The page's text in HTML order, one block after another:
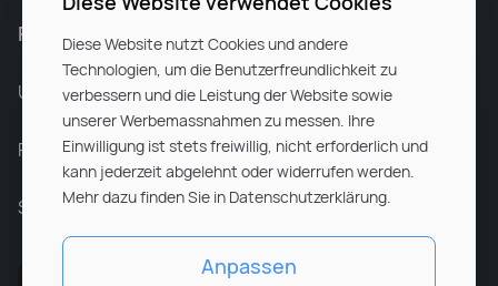
Für Unternehmen
Unsere Dienstleistungen
Partnerunternehmen
Sitemap
Diese Website nutzt Cookies und andere
Technologien, um die Benutzerfreundlichkeit zu
verbessern und die Leistung der Website sowie
unserer Werbemassnahmen zu messen. Ihre
Einwilligung ist stets freiwillig, nicht erforderlich und
kann jederzeit abgelehnt oder widerrufen werden.
Mehr dazu finden Sie in Datenschutzerklärung.
Anpassen